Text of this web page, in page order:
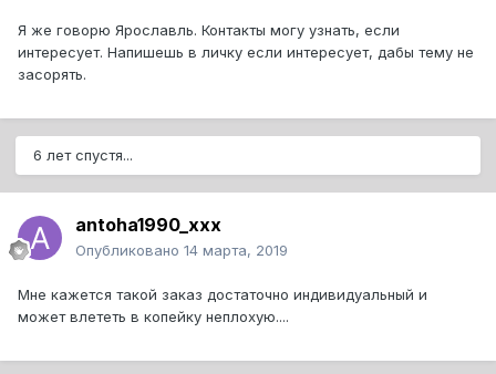
Я же говорю Ярославль. Контакты могу узнать, если
интересует. Напишешь в личку если интересует, дабы тему не
засорять.
6 лет спустя...
antoha1990_xxx
Опубликовано 14 марта, 2019
Мне кажется такой заказ достаточно индивидуальный и
может влететь в копейку неплохую....